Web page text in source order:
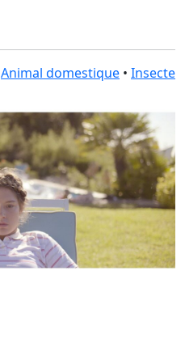
Animal domestique • Insecte